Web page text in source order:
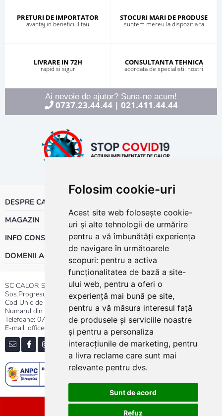
Folosim cookie-uri
Acest site web folosește cookie-
uri și alte tehnologii de urmărire
pentru a vă îmbunătăți experiența
de navigare în următoarele
scopuri: pentru a activa
funcționalitatea de bază a site-
ului web, pentru a oferi o
experiență mai bună pe site,
pentru a vă măsura interesul față
de produsele și serviciile noastre
și pentru a personaliza
interacțiunile de marketing, pentru
a livra reclame care sunt mai
relevante pentru dvs.
Sunt de acord
Refuz
PRETURI DE IMPORTATOR
avantaj in beneficiul tau
STOCURI MARI DE PRODUSE
suntem mereu la dispozitia ta
LIVRARE IN 72H
rapid si sigur
CONSULTANTA TEHNICA
acordata de specialistii nostri
Ai nevoie de ajutor? Suna-ne acum!
0737.23.44.44| 021.411.44.44
DESPRE CALOR
MAGAZIN
INFO CONSUMATOR
DOMENII ACTIVITATE
SC CALOR SRL
Sos.Progresului nr.30-40, Sector 5, Bucuresti
Cod Unic de Inregistrare: RO 3004724
Numarul din Registrul Comertului:J40/13176/1991
Telefoane: 0737.23.44.44|021.411.44.44
E-mail: office@calor.ro